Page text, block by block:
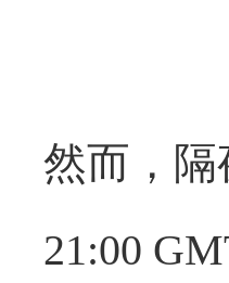
然而，
21:00